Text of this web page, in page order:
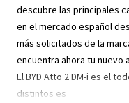
descubre las principales
en el mercado español
más solicitados de la
encuentra ahora tu nuevo
El BYD Atto 2 DM-i es el
distintos es